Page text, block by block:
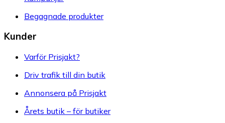
Begagnade produkter
Kunder
Varför Prisjakt?
Driv trafik till din butik
Annonsera på Prisjakt
Årets butik – för butiker